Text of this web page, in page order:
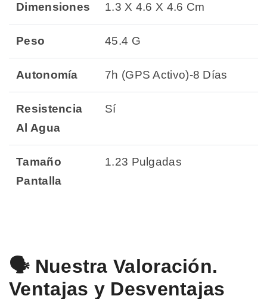
Dimensiones 1.3 X 4.6 X 4.6 Cm
Peso 45.4 G
Autonomía 7h (GPS Activo)-8 Días
Resistencia
Al Agua
Sí
Tamaño
Pantalla
1.23 Pulgadas
🗣️ Nuestra Valoración.
Ventajas y Desventajas